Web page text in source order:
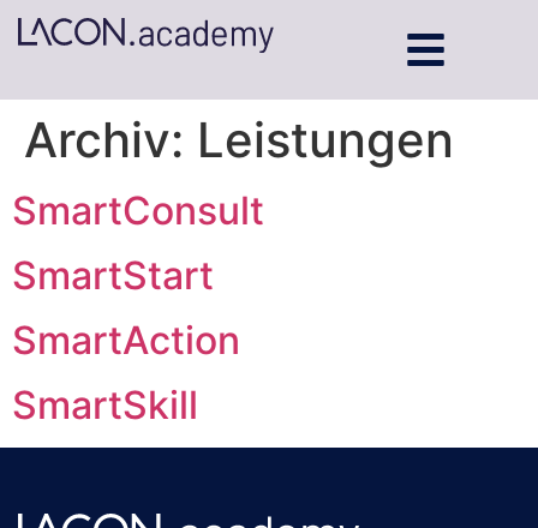
Archiv: Leistungen
SmartConsult
SmartStart
SmartAction
SmartSkill